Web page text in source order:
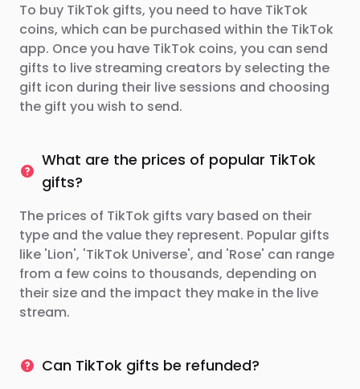
To buy TikTok gifts, you need to have TikTok
coins, which can be purchased within the TikTok
app. Once you have TikTok coins, you can send
gifts to live streaming creators by selecting the
gift icon during their live sessions and choosing
the gift you wish to send.
What are the prices of popular TikTok
gifts?
The prices of TikTok gifts vary based on their
type and the value they represent. Popular gifts
like 'Lion', 'TikTok Universe', and 'Rose' can range
from a few coins to thousands, depending on
their size and the impact they make in the live
stream.
Can TikTok gifts be refunded?